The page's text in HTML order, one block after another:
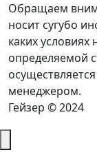
Обращаем
носит сугубо
каких
определяемой
менеджером.
Гейзер © 2024